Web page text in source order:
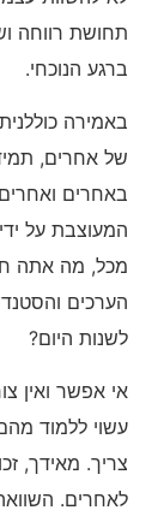
תחושת רווחה
ברגע הנוכחי.
באמירה
של אחרים,
באחרים
המעוצבת על ידי
מכל, מה אתה
הערכים
לשנות היום?
אי אפשר ואין
עשוי ללמוד
צריך. מאידך,
לאחרים.